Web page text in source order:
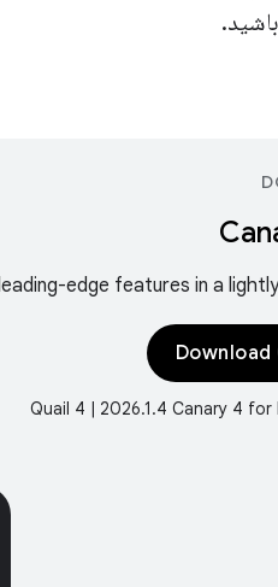
edge features in a
Quail 4 | 2026.1.4 Canary 4 for